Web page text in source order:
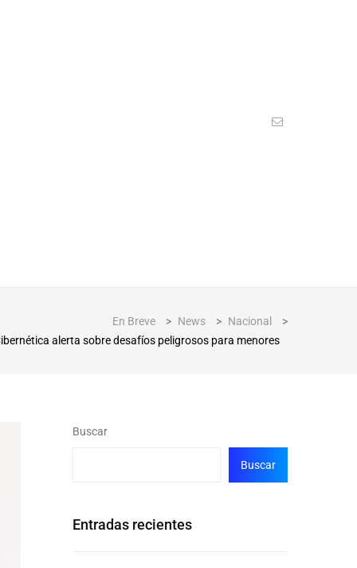
En Breve > News > Nacional
>
alerta sobre desafíos peligrosos para menores
Buscar
Buscar
Entradas recientes